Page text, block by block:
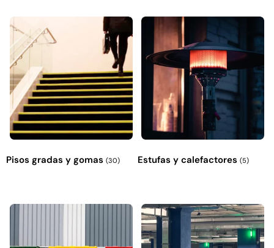
Pisos gradas y gomas (30) Estufas y calefactores (5)